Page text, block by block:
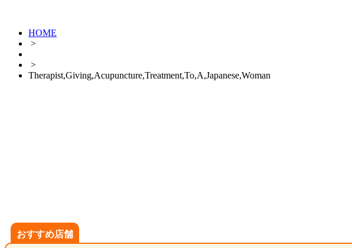
HOME
>
>
Therapist,Giving,Acupuncture,Treatment,To,A,Japanese,Woman
おすすめ店舗